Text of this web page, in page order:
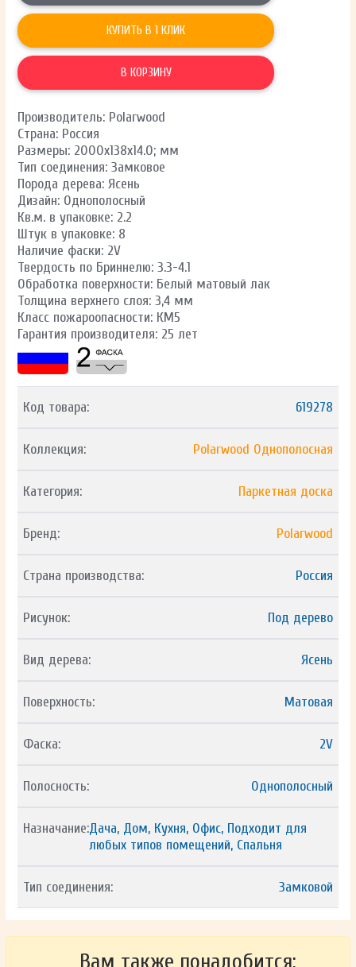
КУПИТЬ В 1 КЛИК
В КОРЗИНУ
Производитель: Polarwood
Страна: Россия
Размеры: 2000х138х14.0; мм
Тип соединения: Замковое
Порода дерева: Ясень
Дизайн: Однополосный
Кв.м. в упаковке: 2.2
Штук в упаковке: 8
Наличие фаски: 2V
Твердость по Бриннелю: 3.3-4.1
Обработка поверхности: Белый матовый лак
Толщина верхнего слоя: 3,4 мм
Класс пожароопасности: КМ5
Гарантия производителя: 25 лет
Код товара: 619278
Коллекция: Polarwood Однополосная
Категория: Паркетная доска
Бренд: Polarwood
Страна производства: Россия
Рисунок: Под дерево
Вид дерева: Ясень
Поверхность: Матовая
Фаска: 2V
Полосность: Однополосный
Назначание:Дача, Дом, Кухня, Офис, Подходит для
любых типов помещений, Спальня
Тип соединения: Замковой
Вам также понадобится: